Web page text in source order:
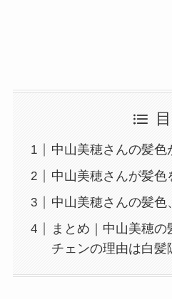
中山美穂さんの髪色
中山美穂さんが髪色
中山美穂さんの髪色
まとめ｜中山美穂の
チェンの理由は白髪